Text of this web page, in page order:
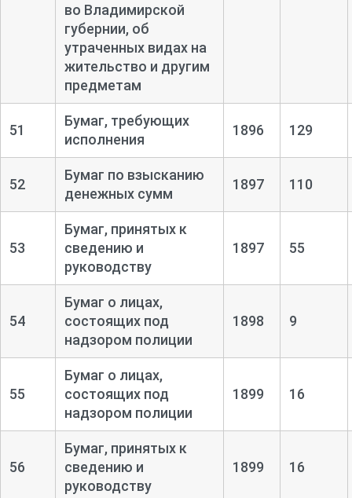
во Владимирской
губернии, об
утраченных видах на
жительство и другим
предметам
51
Бумаг, требующих
исполнения
1896 129
52
Бумаг по взысканию
денежных сумм
1897 110
53
Бумаг, принятых к
сведению и
руководству
1897 55
54
Бумаг о лицах,
состоящих под
надзором полиции
1898 9
55
Бумаг о лицах,
состоящих под
надзором полиции
1899 16
56
Бумаг, принятых к
сведению и
руководству
1899 16